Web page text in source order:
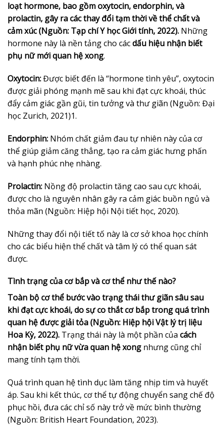
loạt hormone, bao gồm oxytocin, endorphin, và
prolactin, gây ra các thay đổi tạm thời về thể chất và
cảm xúc (Nguồn: Tạp chí Y học Giới tính, 2022). Những
hormone này là nền tảng cho cácdấu hiệu nhận biết
phụ nữ mới quan hệ xong.
Oxytocin:Được biết đến là “hormone tình yêu”, oxytocin
được giải phóng mạnh mẽ sau khi đạt cực khoái, thúc
đẩy cảm giác gần gũi, tin tưởng và thư giãn (Nguồn: Đại
học Zurich, 2021)1.
Endorphin: Nhóm chất giảm đau tự nhiên này của cơ
thể giúp giảm căng thẳng, tạo ra cảm giác hưng phấn
và hạnh phúc nhẹ nhàng.
Prolactin: Nồng độ prolactin tăng cao sau cực khoái,
được cho là nguyên nhân gây ra cảm giác buồn ngủ và
thỏa mãn (Nguồn: Hiệp hội Nội tiết học, 2020).
Những thay đổi nội tiết tố này là cơ sở khoa học chính
cho các biểu hiện thể chất và tâm lý có thể quan sát
được.
Tình trạng của cơ bắp và cơ thể như thế nào?
Toàn bộ cơ thể bước vào trạng thái thư giãn sâu sau
khi đạt cực khoái, do sự co thắt cơ bắp trong quá trình
quan hệ được giải tỏa (Nguồn: Hiệp hội Vật lý trị liệu
Hoa Kỳ, 2022). Trạng thái này là một phần của cách
nhận biết phụ nữ vừa quan hệ xong nhưng cũng chỉ
mang tính tạm thời.
Quá trình quan hệ tình dục làm tăng nhịp tim và huyết
áp. Sau khi kết thúc, cơ thể tự động chuyển sang chế độ
phục hồi, đưa các chỉ số này trở về mức bình thường
(Nguồn: British Heart Foundation, 2023).